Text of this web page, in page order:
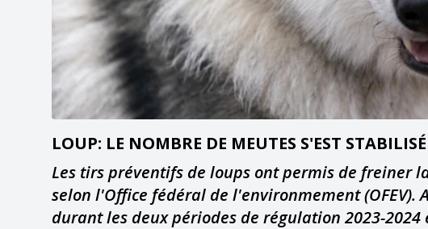
LOUP: LE NOMBRE DE MEUTES S'EST STABILISÉ
Les tirs préventifs de loups ont permis de freiner
selon l'Office fédéral de l'environmement (OFEV).
durant les deux périodes de régulation 2023-2024